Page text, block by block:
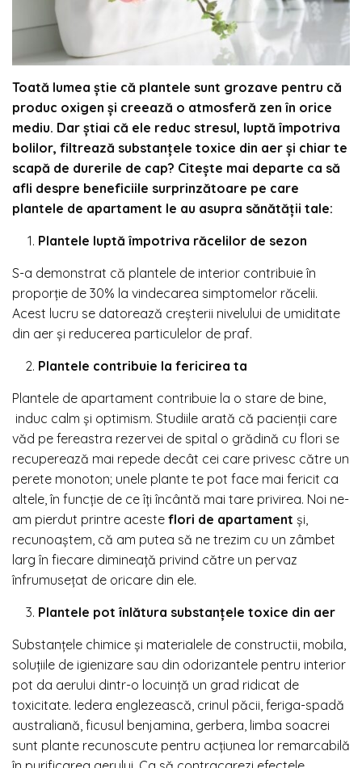
Toată lumea știe că plantele sunt grozave pentru că
produc oxigen și creează o atmosferă zen în orice
mediu. Dar știai că ele reduc stresul, luptă împotriva
bolilor, filtrează substanțele toxice din aer și chiar te
scapă de durerile de cap? Citește mai departe ca să
afli despre beneficiile surprinzătoare pe care
plantele de apartament le au asupra sănătății tale:
Plantele luptă împotriva răcelilor de sezon
S-a demonstrat că plantele de interior contribuie în
proporție de 30% la vindecarea simptomelor răcelii.
Acest lucru se datorează creșterii nivelului de umiditate
din aer și reducerea particulelor de praf.
Plantele contribuie la fericirea ta
Plantele de apartament contribuie la o stare de bine,
induc calm și optimism. Studiile arată că pacienții care
văd pe fereastra rezervei de spital o grădină cu flori se
recuperează mai repede decât cei care privesc către un
perete monoton; unele plante te pot face mai fericit ca
altele, în funcție de ce îți încântă mai tare privirea. Noi ne-
am pierdut printre aceste flori de apartament și,
recunoaștem, că am putea să ne trezim cu un zâmbet
larg în fiecare dimineață privind către un pervaz
înfrumusețat de oricare din ele.
Plantele pot înlătura substanțele toxice din aer
Substanțele chimice și materialele de constructii, mobila,
soluțiile de igienizare sau din odorizantele pentru interior
pot da aerului dintr-o locuință un grad ridicat de
toxicitate. Iedera englezească, crinul păcii, feriga-spadă
australiană, ficusul benjamina, gerbera, limba soacrei
sunt plante recunoscute pentru acțiunea lor remarcabilă